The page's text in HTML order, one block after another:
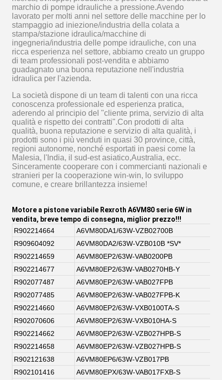
marchio di pompe idrauliche a pressione.Avendo
lavorato per molti anni nel settore delle macchine per lo
stampaggio ad iniezione/industria della colata a
stampa/stazione idraulica/macchine di
ingegneria/industria delle pompe idrauliche, con una
ricca esperienza nel settore, abbiamo creato un gruppo
di team professionali post-vendita e abbiamo
guadagnato una buona reputazione nell'industria
idraulica per l'azienda.
La società dispone di un team di talenti con una ricca
conoscenza professionale ed esperienza pratica,
aderendo al principio del "cliente prima, servizio di alta
qualità e rispetto dei contratti".Con prodotti di alta
qualità, buona reputazione e servizio di alta qualità, i
prodotti sono i più venduti in quasi 30 province, città,
regioni autonome, nonché esportati in paesi come la
Malesia, l'India, il sud-est asiatico,Australia, ecc.
Sinceramente cooperare con i commercianti nazionali e
stranieri per la cooperazione win-win, lo sviluppo
comune, e creare brillantezza insieme!
Motore a pistone variabile Rexroth A6VM80 serie 6W in
vendita, breve tempo di consegna, miglior prezzo!!!
R902214664
A6VM80DA1/63W-VZB02700B
R909604092
A6VM80DA2/63W-VZB010B *SV*
R902214659
A6VM80EP2/63W-VAB0200PB
R902214677
A6VM80EP2/63W-VAB0270HB-Y
R902077487
A6VM80EP2/63W-VAB027FPB
R902077485
A6VM80EP2/63W-VAB027FPB-K
R902214660
A6VM80EP2/63W-VXB0100TA-S
R902070606
A6VM80EP2/63W-VXB010HA-S
R902214662
A6VM80EP2/63W-VZB027HPB-S
R902214658
A6VM80EP2/63W-VZB027HPB-S
R902121638
A6VM80EP6/63W-VZB017PB
R902101416
A6VM80EPX/63W-VAB017FXB-S